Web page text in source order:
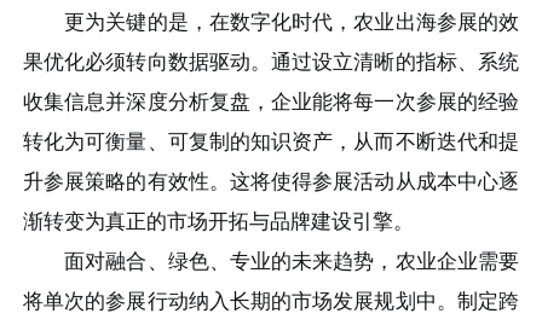
更为关键的是，在数字化时代，农业出海参展的效
果优化必须转向数据驱动。通过设立清晰的指标、系统
收集信息并深度分析复盘，企业能将每一次参展的经验
转化为可衡量、可复制的知识资产，从而不断迭代和提
升参展策略的有效性。这将使得参展活动从成本中心逐
渐转变为真正的市场开拓与品牌建设引擎。
面对融合、绿色、专业的未来趋势，农业企业需要
将单次的参展行动纳入长期的市场发展规划中。制定跨